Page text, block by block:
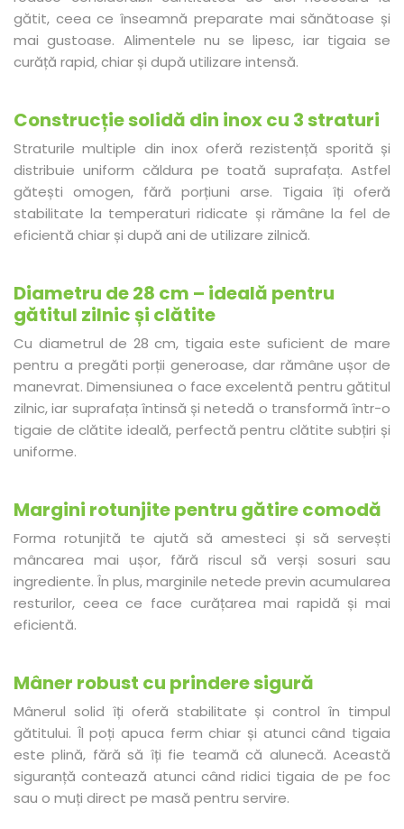
gătit, ceea ce înseamnă preparate mai sănătoase și
mai gustoase. Alimentele nu se lipesc, iar tigaia se
curăță rapid, chiar și după utilizare intensă.
Construcție solidă din inox cu 3 straturi
Straturile multiple din inox oferă rezistență sporită și
distribuie uniform căldura pe toată suprafața. Astfel
gătești omogen, fără porțiuni arse. Tigaia îți oferă
stabilitate la temperaturi ridicate și rămâne la fel de
eficientă chiar și după ani de utilizare zilnică.
Diametru de 28 cm – ideală pentru
gătitul zilnic și clătite
Cu diametrul de 28 cm, tigaia este suficient de mare
pentru a pregăti porții generoase, dar rămâne ușor de
manevrat. Dimensiunea o face excelentă pentru gătitul
zilnic, iar suprafața întinsă și netedă o transformă într-o
tigaie de clătite ideală, perfectă pentru clătite subțiri și
uniforme.
Margini rotunjite pentru gătire comodă
Forma rotunjită te ajută să amesteci și să servești
mâncarea mai ușor, fără riscul să verși sosuri sau
ingrediente. În plus, marginile netede previn acumularea
resturilor, ceea ce face curățarea mai rapidă și mai
eficientă.
Mâner robust cu prindere sigură
Mânerul solid îți oferă stabilitate și control în timpul
gătitului. Îl poți apuca ferm chiar și atunci când tigaia
este plină, fără să îți fie teamă că alunecă. Această
siguranță contează atunci când ridici tigaia de pe foc
sau o muți direct pe masă pentru servire.